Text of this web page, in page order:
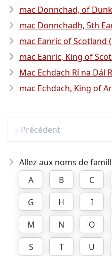
mac Donnchad, of
mac Donnchadh, 5th
mac Eanric of Scotland
mac Eanric, King of
Mac Echdach Rí na Dál
mac Echdach, King of
Précédent
Allez aux noms de
A
B C
G
H I
M
N O
S
T U